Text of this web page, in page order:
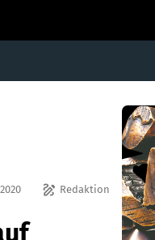
draw Redaktion